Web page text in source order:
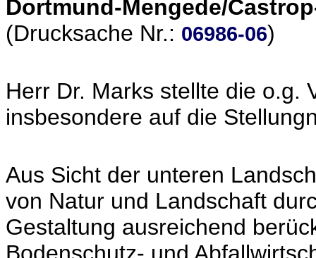
Dortmund-Mengede/
(Drucksache Nr.: 06986-06)
Herr Dr. Marks stellte die o.g.
insbesondere auf die
Aus Sicht der unteren
von Natur und Landschaft
Gestaltung ausreichend